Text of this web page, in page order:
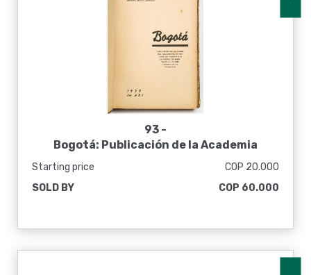
93 -
Bogotá: Publicación de la Academia
colombiana de historia en homenaje a la
ciudad de Bogotá en el IV centenario de su
Starting price
COP 20.000
SOLD BY
COP 60.000